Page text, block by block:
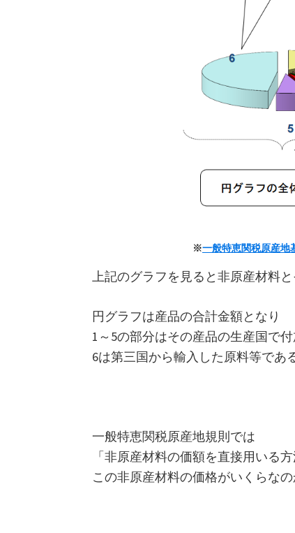
※一般特恵関税原産地
上記のグラフを見ると非原産材料
円グラフは産品の合計金額となり
1～5の部分はその産品の生産国で
6は第三国から輸入した原料等であ
一般特恵関税原産地規則では
「非原産材料の価額を直接用いる
この非原産材料の価格がいくらな